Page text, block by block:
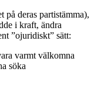
deras partistämma),
i kraft, ändra
”ojuridiskt” sätt:
varmt välkomna
söka